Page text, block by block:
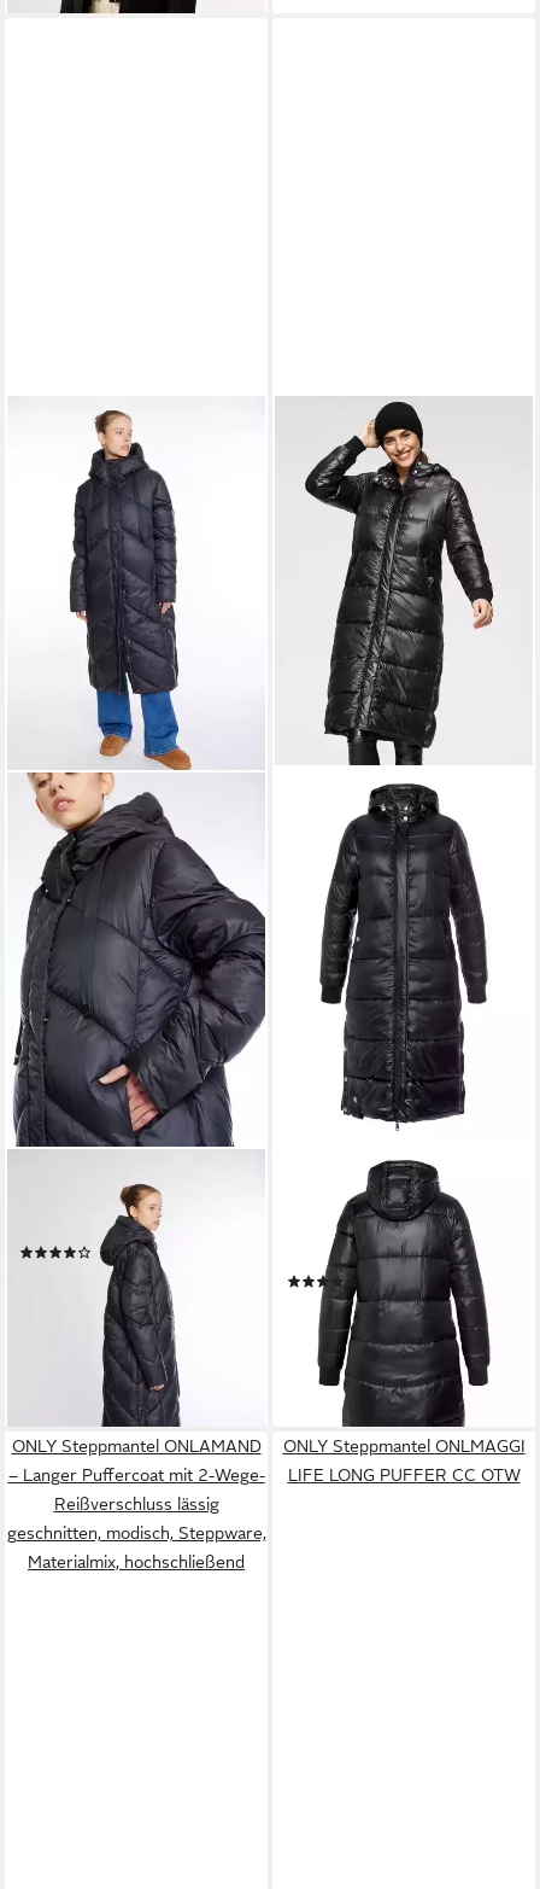
Steppmantel LS N JK
Ro44salina Oversize-Look
(6)
UVP79,99 €
lieferbar - in 1-2 Werktagen bei dir
ALPENBLITZ
Steppmantel Wintermärchen
in extra langer Form mit
schimmerndem Glanz
(273)
ab 53,62 € UVP119,99 €
-55%
lieferbar - in 1-2 Werktagen bei dir
ONLY Steppmantel ONLAMAND
– Langer Puffercoat mit 2-Wege-
Reißverschluss lässig
geschnitten, modisch, Steppware,
Materialmix, hochschließend
ONLY Steppmantel ONLMAGGI
LIFE LONG PUFFER CC OTW